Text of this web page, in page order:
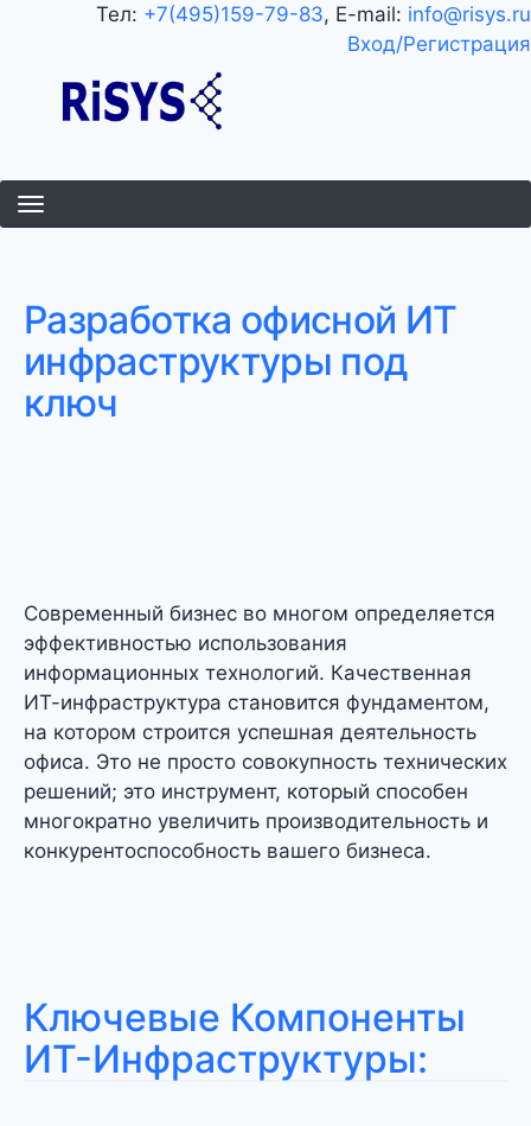
основному
содержанию
Тел: +7(495)159-79-83, E-mail: info@risys.ru
Вход/Регистрация
Разработка офисной ИТ
инфраструктуры под
ключ
Современный бизнес во многом определяется
эффективностью использования
информационных технологий. Качественная
ИТ-инфраструктура становится фундаментом,
на котором строится успешная деятельность
офиса. Это не просто совокупность технических
решений; это инструмент, который способен
многократно увеличить производительность и
конкурентоспособность вашего бизнеса.
Ключевые Компоненты
ИТ-Инфраструктуры: